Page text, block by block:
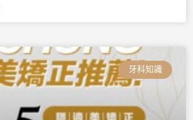
牙科知識